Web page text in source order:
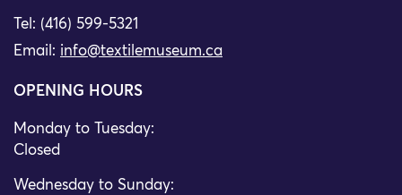
Tel: (416) 599-5321
Email: info@textilemuseum.ca
OPENING HOURS
Monday to Tuesday:
Closed
Wednesday to Sunday: